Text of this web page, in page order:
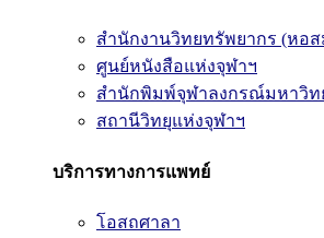
สำนักงานวิทยทรัพยากร (หอ
ศูนย์หนังสือแห่งจุฬาฯ
สำนักพิมพ์จุฬาลงกรณ์มหาวิท
สถานีวิทยุแห่งจุฬาฯ
บริการทางการแพทย์
โอสถศาลา